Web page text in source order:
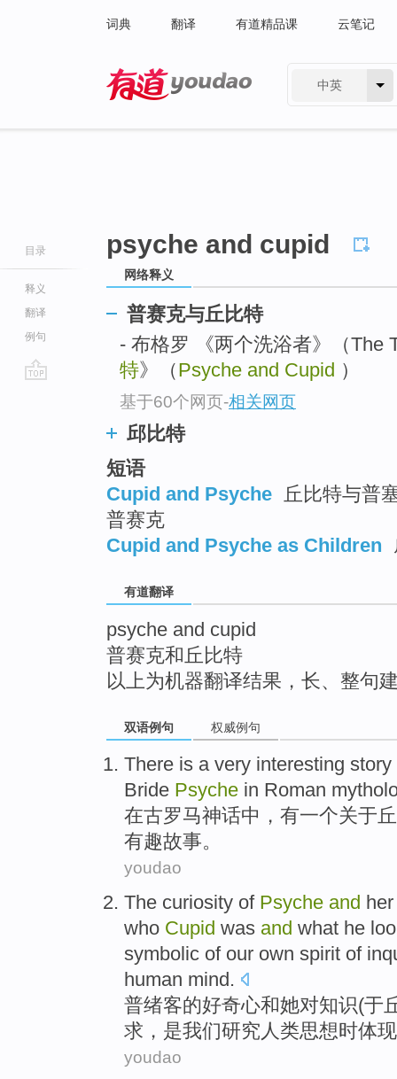
词典 翻译 有道精品课 云笔记
中英
目录
释义
翻译
例句
psyche and cupid
网络释义
普赛克与丘比特
- 布格罗 《两个洗浴者》（The
特》（Psyche and Cupid ）
基于60个网页-相关网页
邱比特
短语
Cupid and Psyche
丘比特与普
普赛克
Cupid and Psyche as Children
有道翻译
psyche and cupid
普赛克和丘比特
以上为机器翻译结果，长、整句
双语例句 权威例句
There is avery interesting story
Bride Psyche in Roman
在古罗马神话中， 有一个关于
有趣故事。
youdao
The curiosity of Psyche and her
who Cupid was and what he
symbolic of our own spirit of
human mind.
普绪客的好奇心和她对知识(于
求 ，是我们研究人类思想时体现
youdao